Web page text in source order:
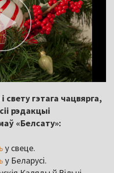
свету гэтага чацвярга,
рэдакцыі
«Белсату»:
у свеце.
у Беларусі.